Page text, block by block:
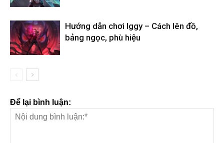
Hướng dẫn chơi Iggy – Cách lên đồ,
bảng ngọc, phù hiệu
Để lại bình luận: